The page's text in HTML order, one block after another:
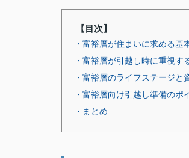
【目次】
・富裕層が住まいに求める基
・富裕層が引越し時に重視す
・富裕層のライフステージ
・富裕層向け引越し準備のポ
・まとめ